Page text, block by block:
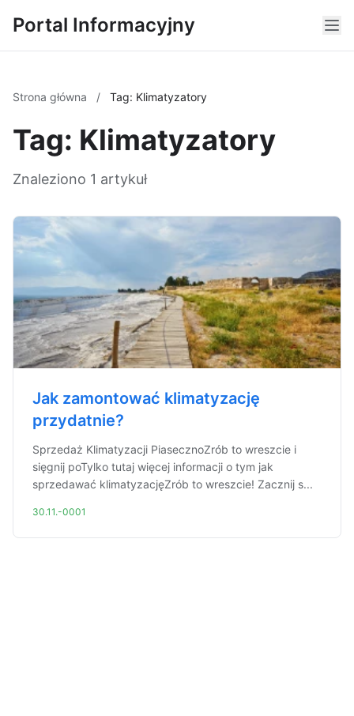
Portal Informacyjny
Strona główna / Tag: Klimatyzatory
Tag: Klimatyzatory
Znaleziono 1 artykuł
Jak zamontować klimatyzację
przydatnie?
Sprzedaż Klimatyzacji PiasecznoZrób to wreszcie i
sięgnij poTylko tutaj więcej informacji o tym jak
sprzedawać klimatyzacjęZrób to wreszcie! Zacznij s...
30.11.-0001